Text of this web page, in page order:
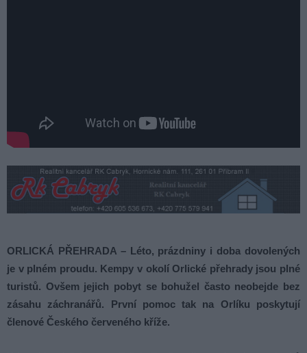
ORLICKÁ PŘEHRADA – Léto, prázdniny i doba dovolených
je v plném proudu. Kempy v okolí Orlické přehrady jsou plné
turistů. Ovšem jejich pobyt se bohužel často neobejde bez
zásahu záchranářů. První pomoc tak na Orlíku poskytují
členové Českého červeného kříže.